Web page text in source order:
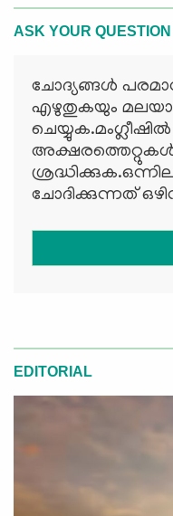
ASK YOUR QUESTION
ചോദ്യങ്ങള്‍
എഴുതുകയും
അക്ഷരത്തെറ്റുകള്‍
ചോദിക്കുന്നത്
EDITORIAL